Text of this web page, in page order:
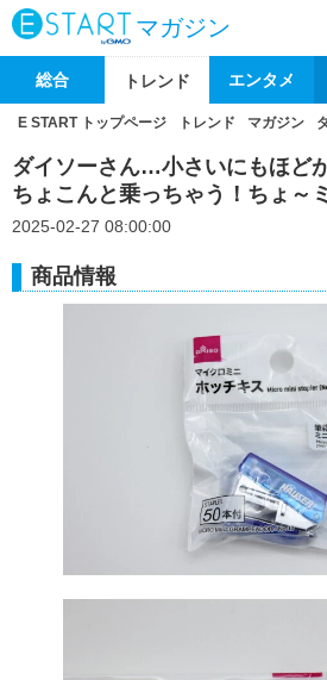
マガジン
総合 トレンド エンタメ
E START トップページ トレンド マガジン
ダイソーさん…小さいにもほど
ちょこんと乗っちゃう！ちょ～
2025-02-27 08:00:00
商品情報